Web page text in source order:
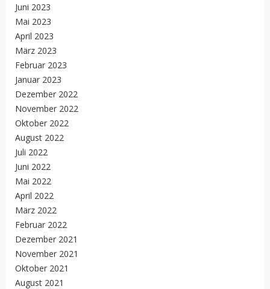
Juni 2023
Mai 2023
April 2023
März 2023
Februar 2023
Januar 2023
Dezember 2022
November 2022
Oktober 2022
August 2022
Juli 2022
Juni 2022
Mai 2022
April 2022
März 2022
Februar 2022
Dezember 2021
November 2021
Oktober 2021
August 2021